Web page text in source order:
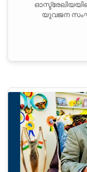
യുവജന സംഘടനയായ
ഭാഗമായി,